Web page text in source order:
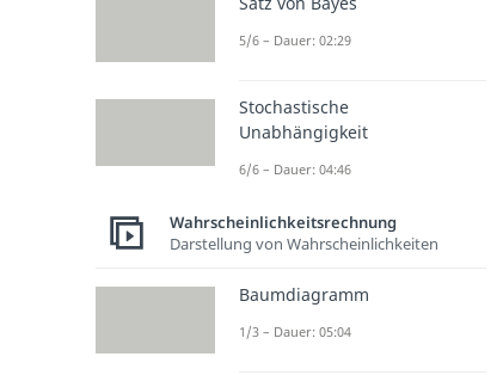
5/6 – Dauer: 02:29
Stochastische
Unabhängigkeit
6/6 – Dauer: 04:46
Wahrscheinlichkeitsrechnung
Darstellung von Wahrscheinlichkeiten
Baumdiagramm
1/3 – Dauer: 05:04